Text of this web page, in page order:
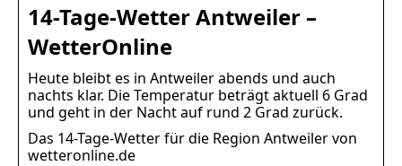
14-Tage-Wetter Antweiler –
WetterOnline
Heute bleibt es in Antweiler abends und auch
nachts klar. Die Temperatur beträgt aktuell 6 Grad
und geht in der Nacht auf rund 2 Grad zurück.
Das 14-Tage-Wetter für die Region Antweiler von
wetteronline.de